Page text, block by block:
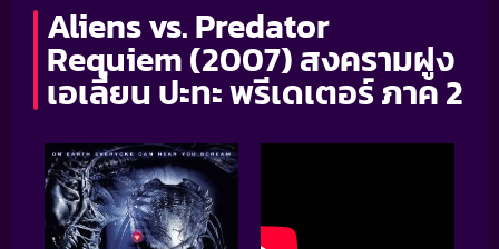
Aliens vs. Predator
Requiem (2007) สงครามฝูง
เอเลี่ยน ปะทะ พรีเดเตอร์ ภาค 2